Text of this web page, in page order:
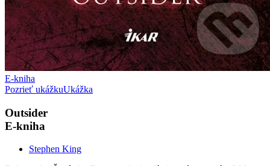
E-kniha
Pozrieť ukážkuUkážka
Outsider
E-kniha
Stephen King